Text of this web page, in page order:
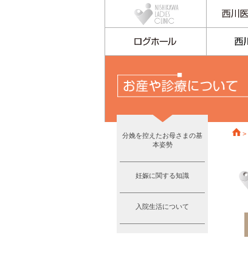
分娩を控えたお母さまの基
本姿勢
妊娠に関する知識
入院生活について
>